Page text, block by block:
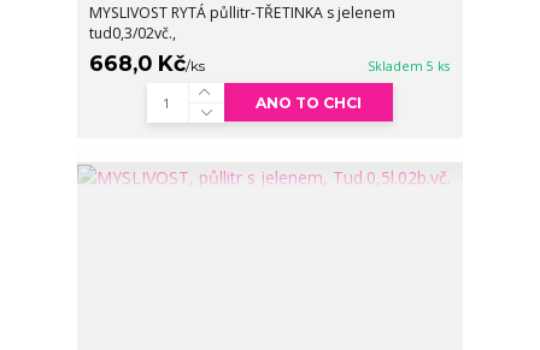
MYSLIVOST RYTÁ půllitr-TŘETINKA s jelenem
tud0,3/02vč.,
668,0 Kč/ks Skladem 5 ks
ANO TO CHCI